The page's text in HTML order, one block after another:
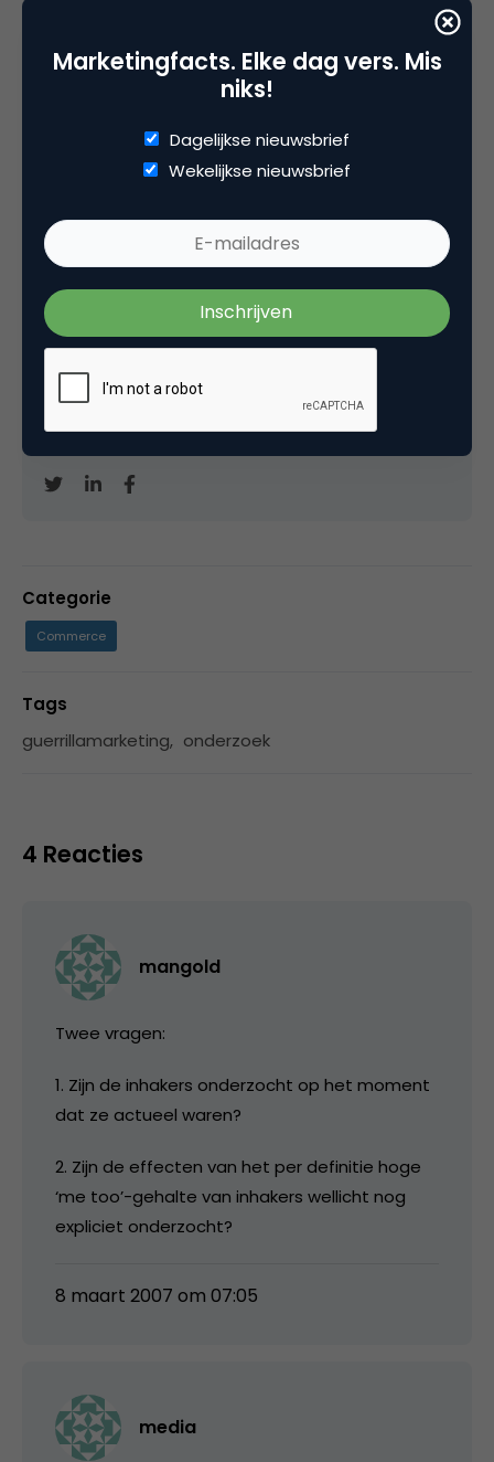
Partner bijUpstream
Oprichter/partner Upstream, Marketingfacts,
Arnhem Direct, SportNext, TravelNext, RvT VPRO,
Bestuur Luxor Live, social business, onderwijs,
fotografie en vader!
Categorie
Commerce
Tags
guerrillamarketing, onderzoek
4 Reacties
mangold
Twee vragen:
1. Zijn de inhakers onderzocht op het moment
dat ze actueel waren?
2. Zijn de effecten van het per definitie hoge
‘me too’-gehalte van inhakers wellicht nog
expliciet onderzocht?
8 maart 2007 om 07:05
media
Marketingfacts. Elke dag vers. Mis
niks!
Dagelijkse nieuwsbrief
Wekelijkse nieuwsbrief